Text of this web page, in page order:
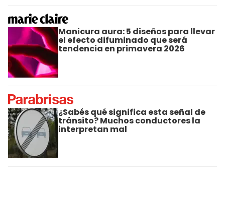
Manicura aura: 5 diseños para llevar
el efecto difuminado que será
tendencia en primavera 2026
¿Sabés qué significa esta señal de
tránsito? Muchos conductores la
interpretan mal